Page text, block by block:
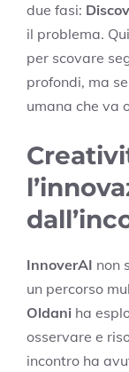
due fasi:
il problema. Qui
per scovare
profondi, ma
umana che va
InnoverAI non
un percorso
Oldani ha
osservare e
incontro ha